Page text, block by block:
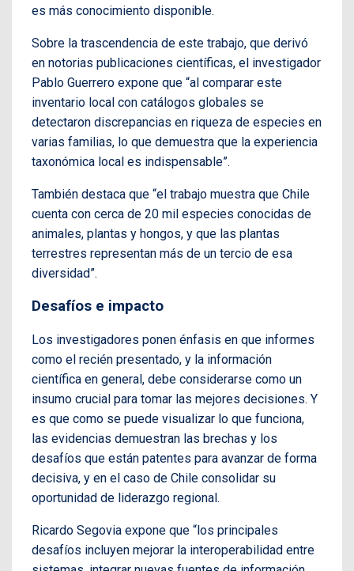
es más conocimiento disponible.
Sobre la trascendencia de este trabajo, que derivó
en notorias publicaciones científicas, el investigador
Pablo Guerrero expone que “al comparar este
inventario local con catálogos globales se
detectaron discrepancias en riqueza de especies en
varias familias, lo que demuestra que la experiencia
taxonómica local es indispensable”.
También destaca que “el trabajo muestra que Chile
cuenta con cerca de 20 mil especies conocidas de
animales, plantas y hongos, y que las plantas
terrestres representan más de un tercio de esa
diversidad”.
Desafíos e impacto
Los investigadores ponen énfasis en que informes
como el recién presentado, y la información
científica en general, debe considerarse como un
insumo crucial para tomar las mejores decisiones. Y
es que como se puede visualizar lo que funciona,
las evidencias demuestran las brechas y los
desafíos que están patentes para avanzar de forma
decisiva, y en el caso de Chile consolidar su
oportunidad de liderazgo regional.
Ricardo Segovia expone que “los principales
desafíos incluyen mejorar la interoperabilidad entre